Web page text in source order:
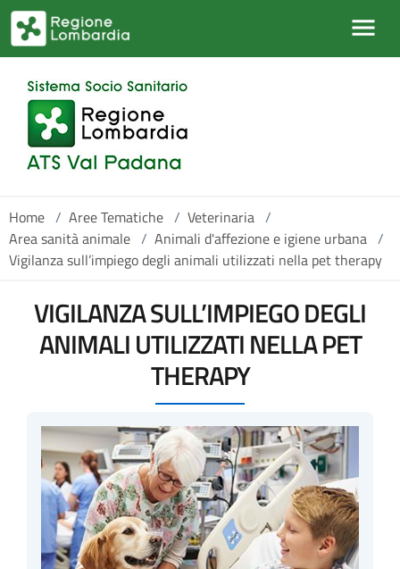
Salta al contenuto principale
Home / Aree Tematiche / Veterinaria /
Area sanità animale / Animali d'affezione e igiene urbana /
Vigilanza sull’impiego degli animali utilizzati nella pet therapy
VIGILANZA SULL’IMPIEGO DEGLI
ANIMALI UTILIZZATI NELLA PET
THERAPY